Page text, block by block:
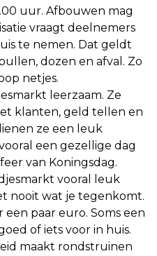
uur. Afbouwen mag
vraagt deelnemers
te nemen. Dat geldt
dozen en afval. Zo
netjes.
leerzaam. Ze
klanten, geld tellen en
ze een leuk
een gezellige dag
van Koningsdag.
vooral leuk
nooit wat je tegenkomt.
een paar euro. Soms een
of iets voor in huis.
maakt rondstruinen